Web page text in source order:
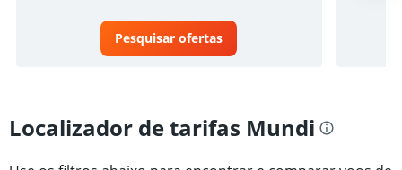
Pesquisar ofertas
Localizador de tarifas Mundi